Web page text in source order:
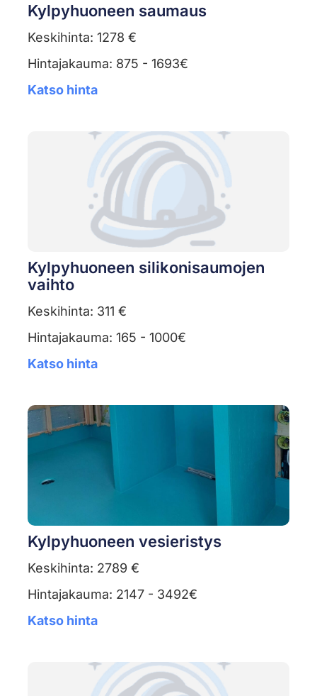
Kylpyhuoneen saumaus
Keskihinta: 1278 €
Hintajakauma: 875 - 1693€
Katso hinta
Kylpyhuoneen silikonisaumojen
vaihto
Keskihinta: 311 €
Hintajakauma: 165 - 1000€
Katso hinta
Kylpyhuoneen vesieristys
Keskihinta: 2789 €
Hintajakauma: 2147 - 3492€
Katso hinta